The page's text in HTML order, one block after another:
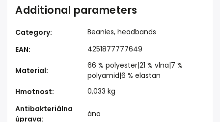
Additional parameters
Category:
Beanies, headbands
EAN: 4251877777649
Material:
66 % polyester|21 % vlna|7 %
polyamid|6 % elastan
Hmotnost:
0,033 kg
Antibakteriálna
úprava:
áno